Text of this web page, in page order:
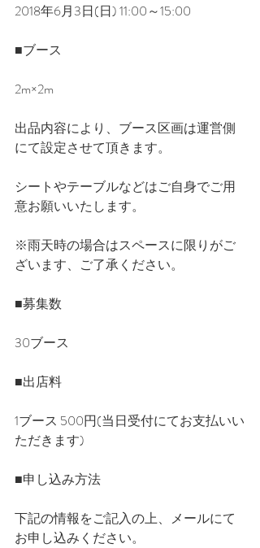
2018年6月3日(日) 11:00～15:00
■ブース
2m×2m
出品内容により、ブース区画は運営側
にて設定させて頂きます。
シートやテーブルなどはご自身でご用
意お願いいたします。
※雨天時の場合はスペースに限りがご
ざいます、ご了承ください。
■募集数
30ブース
■出店料
1ブース 500円(当日受付にてお支払いい
ただきます)
■申し込み方法
下記の情報をご記入の上、メールにて
お申し込みください。